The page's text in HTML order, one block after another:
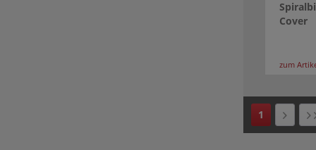
Cover
zum
1